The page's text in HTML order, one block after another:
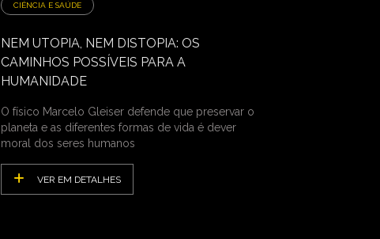
CIÊNCIA E SAÚDE
NEM UTOPIA, NEM DISTOPIA: OS
CAMINHOS POSSÍVEIS PARA A
HUMANIDADE
O físico Marcelo Gleiser defende que preservar o
planeta e as diferentes formas de vida é dever
moral dos seres humanos
VER EM DETALHES